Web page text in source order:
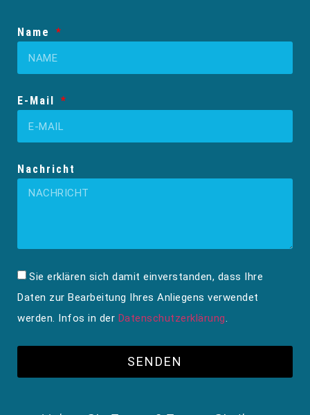
Name
E-Mail
Nachricht
Sie erklären sich damit einverstanden, dass Ihre
Daten zur Bearbeitung Ihres Anliegens verwendet
werden. Infos in der Datenschutzerklärung.
SENDEN